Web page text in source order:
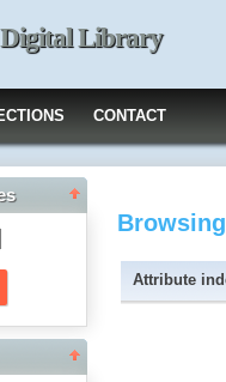
Library
CONTACT
Attribute